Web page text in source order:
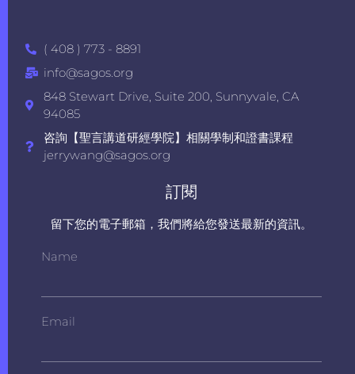
( 408 ) 773 - 8891
info@sagos.org
848 Stewart Drive, Suite 200, Sunnyvale, CA
94085
咨詢【聖言講道研經學院】相關學制和證書課程
jerrywang@sagos.org
訂閱
留下您的電子郵箱，我們將給您發送最新的資訊。
Name
Email